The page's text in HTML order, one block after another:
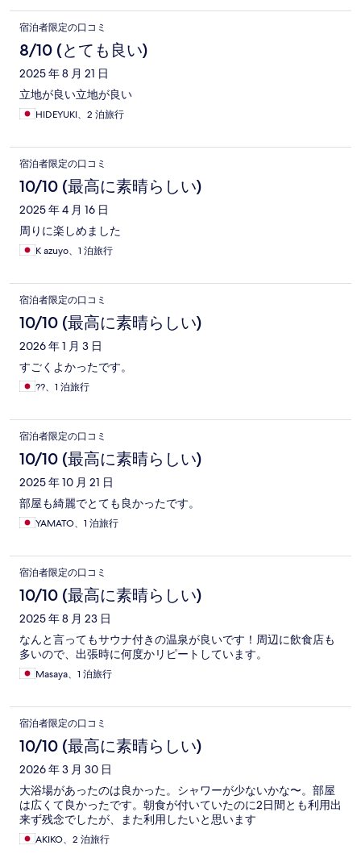
宿泊者限定の口コミ
8/10 (とても良い)
2025 年 8 月 21 日
立地が良い立地が良い
HIDEYUKI、2 泊旅行
宿泊者限定の口コミ
10/10 (最高に素晴らしい)
2025 年 4 月 16 日
周りに楽しめました
K azuyo、1 泊旅行
宿泊者限定の口コミ
10/10 (最高に素晴らしい)
2026 年 1 月 3 日
すごくよかったです。
??、1 泊旅行
宿泊者限定の口コミ
10/10 (最高に素晴らしい)
2025 年 10 月 21 日
部屋も綺麗でとても良かったです。
YAMATO、1 泊旅行
宿泊者限定の口コミ
10/10 (最高に素晴らしい)
2025 年 8 月 23 日
なんと言ってもサウナ付きの温泉が良いです！周辺に飲食店も
多いので、出張時に何度かリピートしています。
Masaya、1 泊旅行
宿泊者限定の口コミ
10/10 (最高に素晴らしい)
2026 年 3 月 30 日
大浴場があったのは良かった。シャワーが少ないかな〜。部屋
は広くて良かったです。朝食が付いていたのに2日間とも利用出
来ず残念でしたが、また利用したいと思います
AKIKO、2 泊旅行